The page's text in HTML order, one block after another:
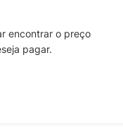
encontrar o preço
pagar.